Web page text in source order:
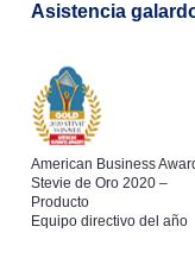
Asistencia
American Business
Stevie de Oro 2020 –
Producto
Equipo directivo del año